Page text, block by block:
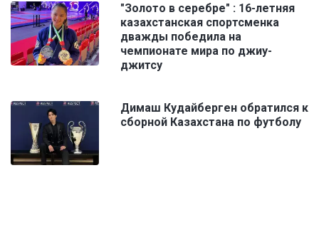
"Золото в серебре" : 16-летняя
казахстанская спортсменка
дважды победила на
чемпионате мира по джиу-
джитсу
Димаш Кудайберген обратился к
сборной Казахстана по футболу